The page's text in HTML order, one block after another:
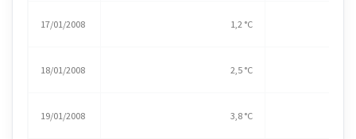
17/01/2008 1,2 °C
18/01/2008 2,5 °C
19/01/2008 3,8 °C